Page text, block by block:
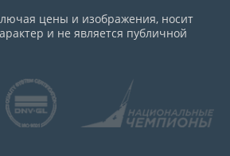
цены и изображения, носит
и не является публичной